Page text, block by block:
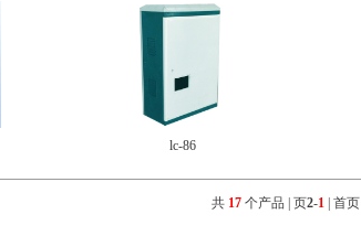
lc-86
共 17 个产品 | 页2-1 首页